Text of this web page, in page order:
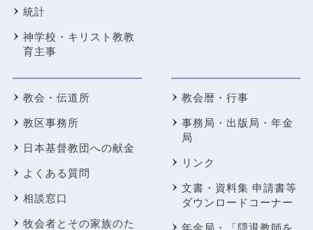
統計
神学校・キリスト教教
育主事
教会・伝道所
教区事務所
日本基督教団への献金
よくある質問
相談窓口
牧会者とその家族のた
教会暦・行事
事務局・出版局・年金
局
リンク
文書・資料集 申請書等
ダウンロードコーナー
年金局・ 「隠退教師を